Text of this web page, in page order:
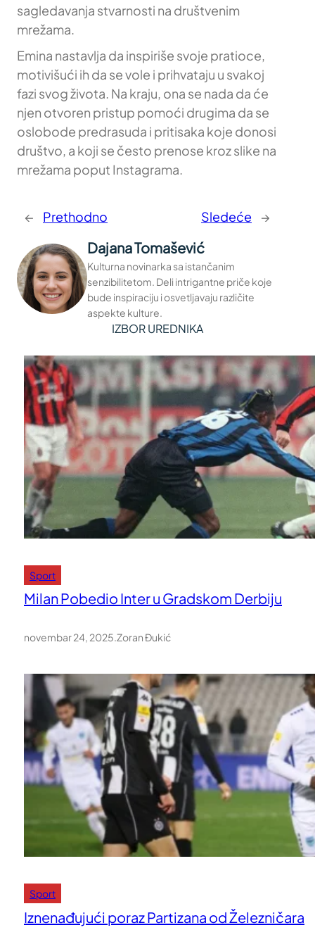
sagledavanja stvarnosti na društvenim
mrežama.
Emina nastavlja da inspiriše svoje pratioce,
motivišući ih da se vole i prihvataju u svakoj
fazi svog života. Na kraju, ona se nada da će
njen otvoren pristup pomoći drugima da se
oslobode predrasuda i pritisaka koje donosi
društvo, a koji se često prenose kroz slike na
mrežama poput Instagrama.
← Prethodno Sledeće →
Dajana Tomašević
Kulturna novinarka sa istančanim
senzibilitetom. Deli intrigantne priče koje
bude inspiraciju i osvetljavaju različite
aspekte kulture.
IZBOR UREDNIKA
Sport
Milan Pobedio Inter u Gradskom Derbiju
novembar 24, 2025.Zoran Đukić
Sport
Iznenađujući poraz Partizana od Železničara